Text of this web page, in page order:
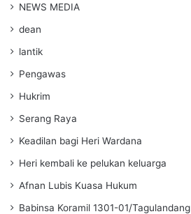
NEWS MEDIA
dean
lantik
Pengawas
Hukrim
Serang Raya
Keadilan bagi Heri Wardana
Heri kembali ke pelukan keluarga
Afnan Lubis Kuasa Hukum
Babinsa Koramil 1301-01/Tagulandang